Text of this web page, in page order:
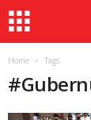
Home Tags
#